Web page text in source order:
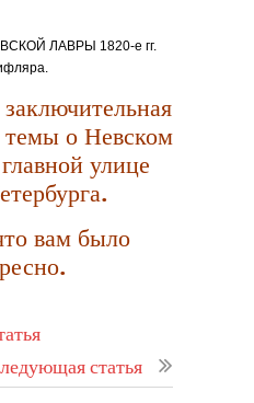
ЛАВРЫ 1820-е гг.
темы о Невском
улице
вам было
статья